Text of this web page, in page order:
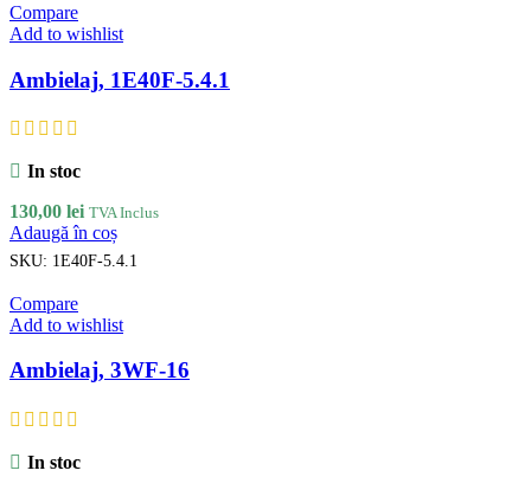
Compare
Add to wishlist
Ambielaj, 1E40F-5.4.1
In stoc
130,00 lei TVA Inclus
Adaugă în coș
SKU: 1E40F-5.4.1
Compare
Add to wishlist
Ambielaj, 3WF-16
In stoc